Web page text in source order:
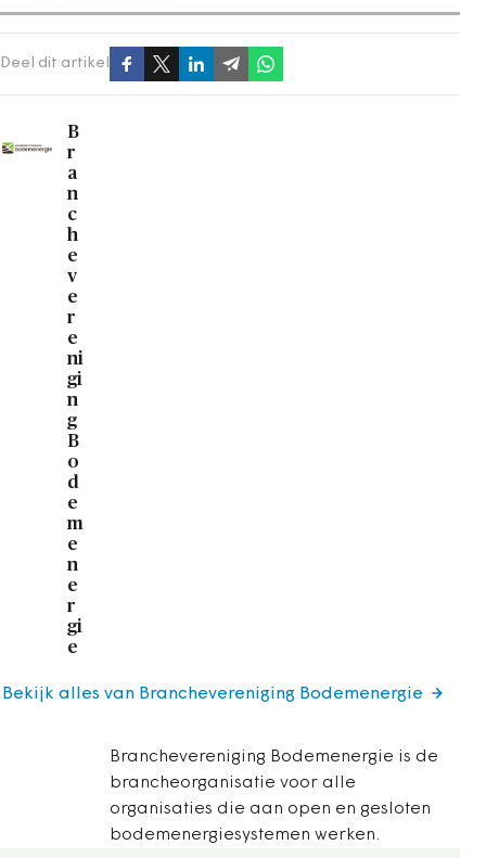
Deel dit artikel
B
r
a
n
c
h
e
v
e
r
e
ni
gi
n
g
B
o
d
e
m
e
n
e
r
gi
e
Branchevereniging Bodemenergie is de
brancheorganisatie voor alle
organisaties die aan open en gesloten
bodemenergiesystemen werken.
Bekijk alles van Branchevereniging Bodemenergie